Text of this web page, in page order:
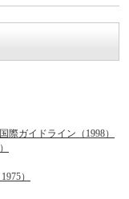
ガイドライン（1998）
）